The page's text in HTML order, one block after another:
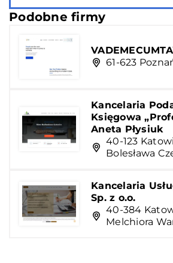
Podobne firmy
61-623
Kancelaria
Księgowa
Aneta Płysiuk
40-123
Bolesława
Kancelaria
Sp. z o.o.
40-384
Melchiora